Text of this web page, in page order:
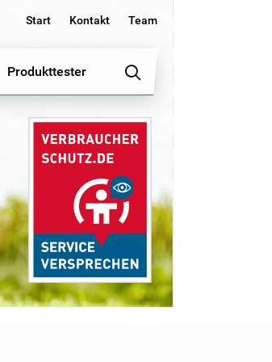
Start Kontakt Team
Produkttester